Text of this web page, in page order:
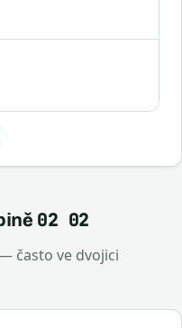
02 02
často ve dvojici